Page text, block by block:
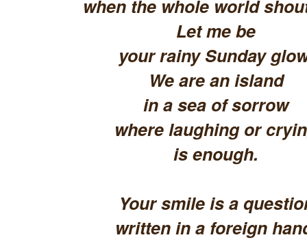
when the whole world
Let me be
your rainy Sunday
We are an island
in a sea of sorrow
where laughing or
is enough.
Your smile is a
written in a foreign